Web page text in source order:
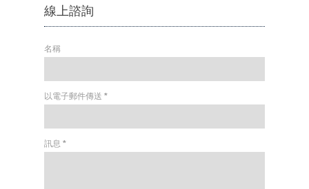
線上諮詢
名稱
以電子郵件傳送 *
訊息 *